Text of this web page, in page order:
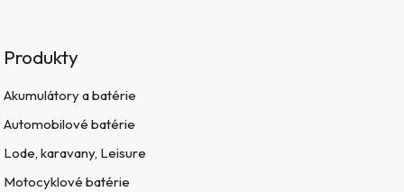
Produkty
Akumulátory a batérie
Automobilové batérie
Lode, karavany, Leisure
Motocyklové batérie